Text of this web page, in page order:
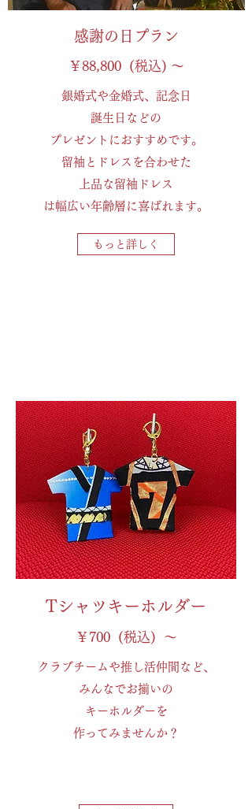
感謝の日プラン
￥88,800 (税込) ～
銀婚式や金婚式、記念日
誕生日などの
プレゼントにおすすめです。
留袖とドレスを合わせた
上品な​留袖ドレス
は幅広い年齢層に喜ばれます。
もっと詳しく
Tシャツキーホルダー
￥700 (税込) ～
クラブチームや推し活仲間など、
みんなでお揃いの
キーホルダーを
作って​みませんか？